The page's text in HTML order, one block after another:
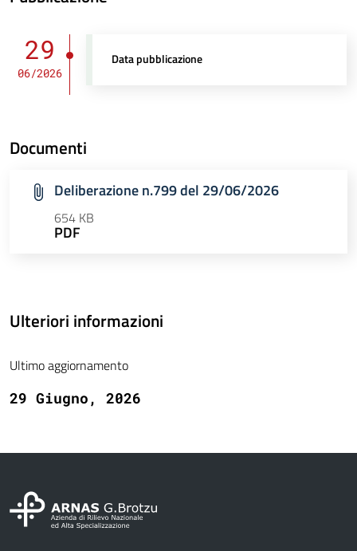
29
06/2026
Data pubblicazione
Documenti
Deliberazione n.799 del 29/06/2026
654 KB
PDF
Ulteriori informazioni
Ultimo aggiornamento
29 Giugno, 2026